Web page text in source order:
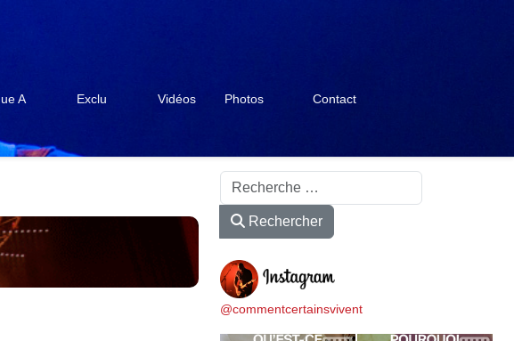
A Exclu Vidéos Photos Contact
Rechercher
Rechercher
@commentcertainsvivent